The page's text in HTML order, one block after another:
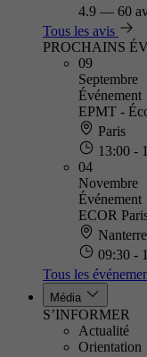
4.9 — 60
Tous les avis
PROCHAINS
09
Septembre
Événement
EPMT -
Paris
13:00 -
04
Novembre
Événement
ECOR
Nanterre
09:30 -
Tous les
Média
S’INFORMER
Actualité
Orientation